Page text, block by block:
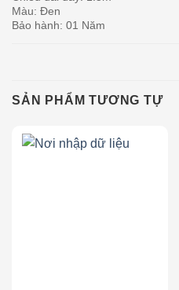
Màu: Đen
Bảo hành: 01 Năm
SẢN PHẨM TƯƠNG TỰ